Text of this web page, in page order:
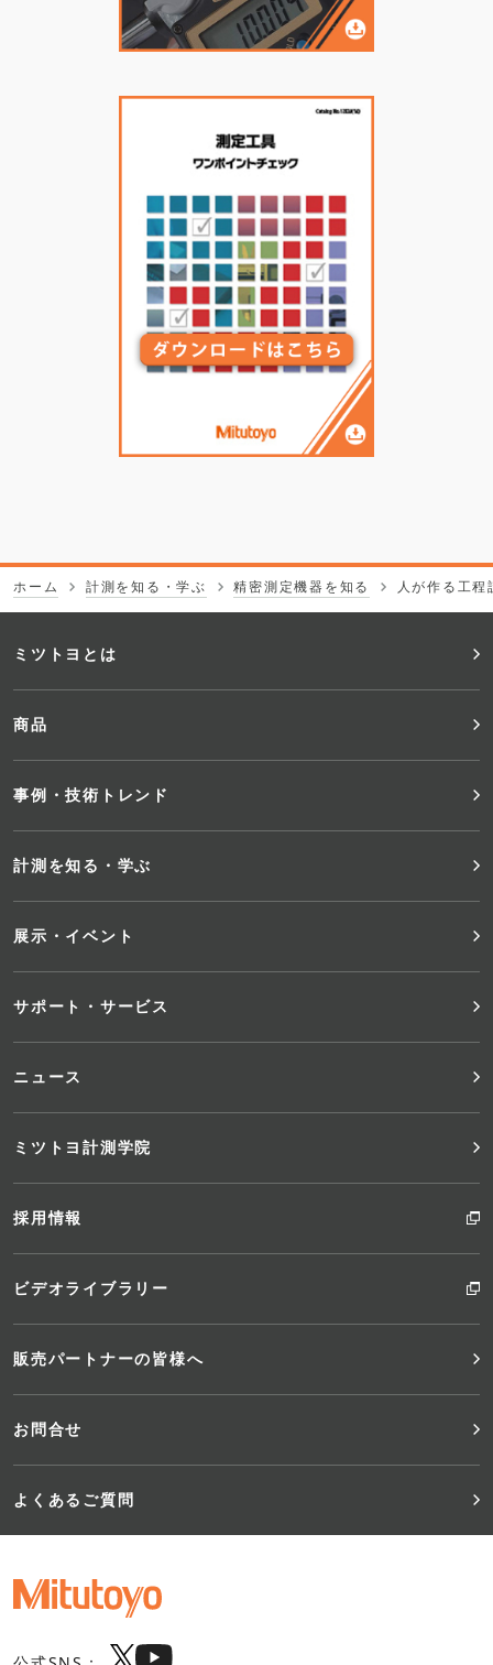
ホーム 計測を知る・学ぶ 精密測定機器を知る 人が作る工
フ
ッ
タ
ー
メ
ュ
ー
ミツトヨとは
商品
事例・技術トレンド
計測を知る・学ぶ
展示・イベント
サポート・サービス
ニュース
ミツトヨ計測学院
採用情報
ビデオライブラリー
販売パートナーの皆様へ
お問合せ
よくあるご質問